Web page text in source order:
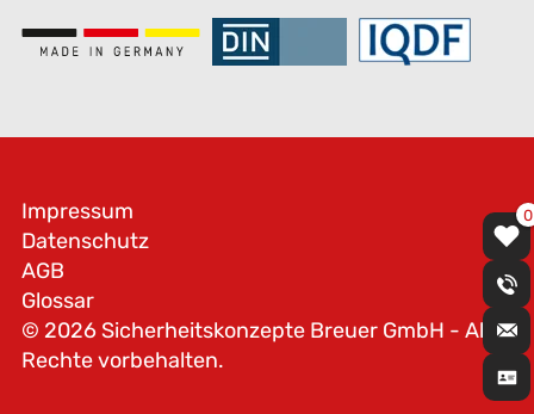
© 2026 Sicherheitskonzepte Breuer GmbH - Alle
Rechte vorbehalten.
Impressum
Datenschutz
AGB
Glossar
0